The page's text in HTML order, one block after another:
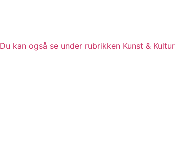
kan også se under rubrikken Kunst & Kultur